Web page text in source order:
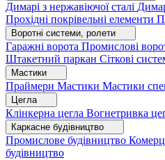
Димарі з нержавіючої сталі
Прохідні покрівельні елементи
Воротні системи, ролети
Гаражні ворота Промислові
Штакетний паркан Сіткові
Мастики
Праймери Мастики Мастики
Цегла
Клінкерна цегла Вогнетривка
Каркасне будівництво
Промислове будівництво
будівництво